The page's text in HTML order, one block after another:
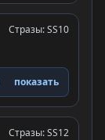
Стразы: SS10
показать
Стразы: SS12